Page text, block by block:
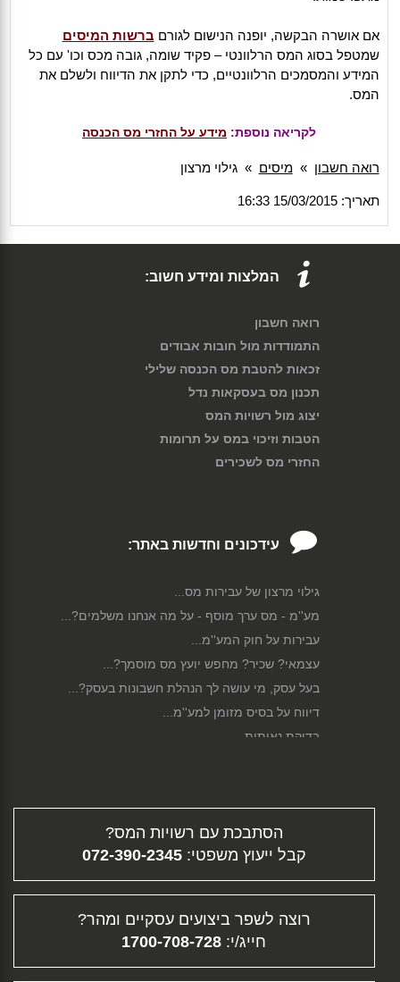
אם אושרה הבקשה, יופנה הנישום לגורם ברשות המיסים
שמטפל בסוג המס הרלוונטי – פקיד שומה, גובה מכס וכו' עם כל
המידע והמסמכים הרלוונטיים, כדי לתקן את הדיווח ולשלם את
המס.
לקריאה נוספת: מידע על החזרי מס הכנסה
רואה חשבון »מיסים »גילוי מרצון
תאריך: 15/03/2015 16:33
המלצות ומידע חשוב:
רואה חשבון
התמודדות מול חובות אבודים
זכאות להטבת מס הכנסה שלילי
תכנון מס בעסקאות נדל
יצוג מול רשויות המס
הטבות וזיכוי במס על תרומות
החזרי מס לשכירים
עידכונים וחדשות באתר:
גילוי מרצון של עבירות מס...
מע''מ - מס ערך מוסף - על מה אנחנו משלמים?...
עבירות על חוק המע''מ...
עצמאי? שכיר? מחפש יועץ מס מוסמך?...
בעל עסק, מי עושה לך הנהלת חשבונות בעסק?...
דיווח על בסיס מזומן למע''מ...
בדיקת נאותות...
סגירת עסק...
פירוק חברה...
גיוס הון...
דיווח מקוון...
פיצויי פיטורין...
הסתבכת עם רשויות המס?
קבל ייעוץ משפטי:072-390-2345
רוצה לשפר ביצועים עסקיים ומהר?
חייג/י: 1700-708-728